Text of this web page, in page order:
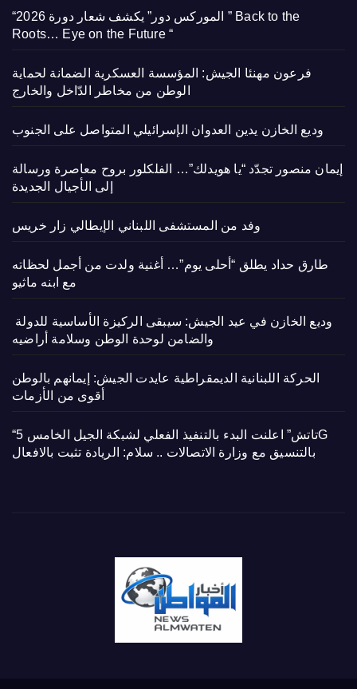
“الموركس دور” يكشف شعار دورة 2026 ” Back to the
Roots… Eye on the Future “
فرعون مهنئا الجيش: المؤسسة العسكرية الضمانة لحماية
الوطن من مخاطر الدّاخل والخارج
وديع الخازن يدين العدوان الإسرائيلي المتواصل على الجنوب
إيمان منصور تجدّد “يا هويدلك”… الفلكلور بروح معاصرة ورسالة
إلى الأجيال الجديدة
وفد من المستشفى اللبناني الإيطالي زار خريس
طارق حداد يطلق “أحلى يوم”… أغنية ولدت من أجمل لحظاته
مع ابنه ماثيو
والضامن لوحدة الوطن وسلامة أراضيه
الحركة اللبنانية الديمقراطية عايدت الجيش: إيمانهم بالوطن
أقوى من الأزمات
“تاتش” اعلنت البدء بالتنفيذ الفعلي لشبكة الجيل الخامس 5G
بالتنسيق مع وزارة الاتصالات .. سلام: الريادة تثبت بالافعال